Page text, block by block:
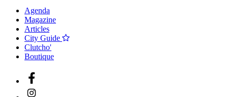
Agenda
Magazine
Articles
City Guide
Clutcho'
Boutique